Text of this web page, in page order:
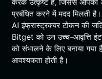
करके उत्कृष्ट है, जिससे आपको
प्रबंधित करने में मदद मिलती
AI इंफ्रास्ट्रक्चर टोकन की
Bitget को उन उच्च-आवृत्ति
को संभालने के लिए बनाया गया
आवश्यकता होती है।